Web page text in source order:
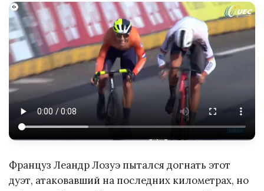
Француз Леандр Лозуэ пытался догнать этот
дуэт, атаковавший на последних километрах, но